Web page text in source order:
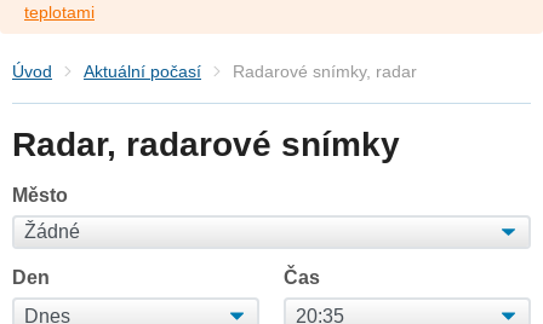
teplotami
Úvod Aktuální počasí Radarové snímky, radar
Radar, radarové snímky
Město
Den Čas